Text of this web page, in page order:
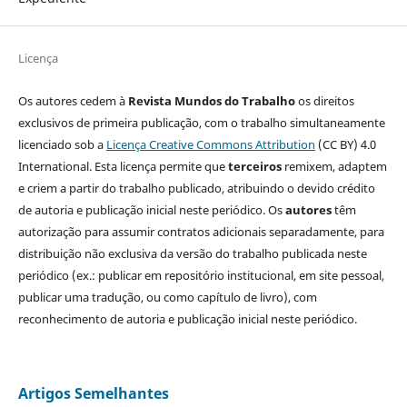
Licença
Os autores cedem à Revista Mundos do Trabalhoos direitos
exclusivos de primeira publicação, com o trabalho simultaneamente
licenciado sob a Licença Creative Commons Attribution (CC BY) 4.0
International. Esta licença permite queterceirosremixem, adaptem
e criem a partir do trabalho publicado, atribuindo o devido crédito
de autoria e publicação inicial neste periódico. Osautorestêm
autorização para assumir contratos adicionais separadamente, para
distribuição não exclusiva da versão do trabalho publicada neste
periódico (ex.: publicar em repositório institucional, em site pessoal,
publicar uma tradução, ou como capítulo de livro), com
reconhecimento de autoria e publicação inicial neste periódico.
Artigos Semelhantes